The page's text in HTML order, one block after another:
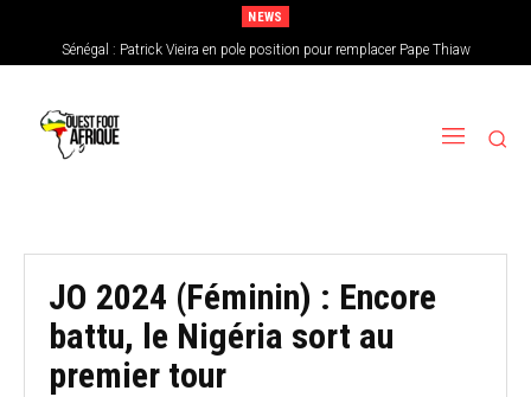
NEWS
Sénégal : Patrick Vieira en pole position pour remplacer Pape Thiaw
CAN féminine 2026 : le Nigeria en favori, le Burkina Faso en outsider…Les
chances de l’Afrique de l’Ouest
JO 2024 (Féminin) : Encore
battu, le Nigéria sort au
premier tour